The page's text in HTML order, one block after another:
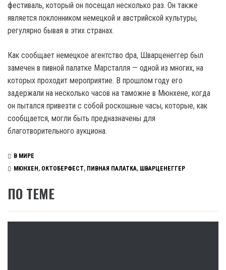
фестиваль, который он посещал несколько раз. Он также
является поклонником немецкой и австрийской культуры,
регулярно бывая в этих странах.
Как сообщает немецкое агентство dpa, Шварценеггер был
замечен в пивной палатке Марсталля — одной из многих, на
которых проходит мероприятие. В прошлом году его
задержали на несколько часов на таможне в Мюнхене, когда
он пытался привезти с собой роскошные часы, которые, как
сообщается, могли быть предназначены для
благотворительного аукциона.
В МИРЕ
МЮНХЕН , ОКТОБЕРФЕСТ, ПИВНАЯ ПАЛАТКА, ШВАРЦЕНЕГГЕР
ПО ТЕМЕ